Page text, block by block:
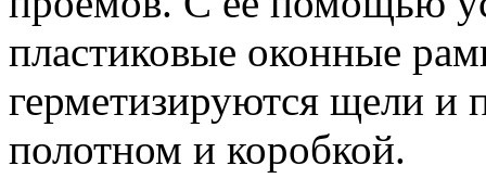
пластиковые оконные
герметизируются щели
полотном и коробкой.